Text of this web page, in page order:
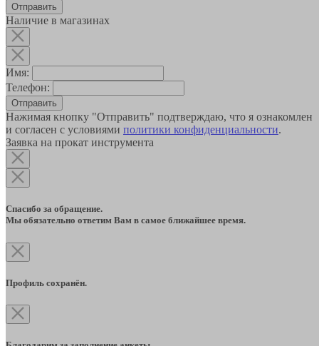
Наличие в магазинах
Имя:
Телефон:
Отправить
Нажимая кнопку "Отправить" подтверждаю, что я ознакомлен
и согласен с условиями политики конфиденциальности.
Заявка на прокат инструмента
Спасибо за обращение.
Мы обязательно ответим Вам в самое ближайшее время.
Профиль сохранён.